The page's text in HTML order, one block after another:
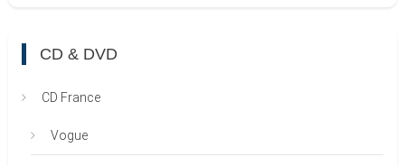
CD & DVD
CD France
Vogue